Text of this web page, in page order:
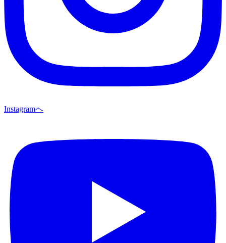
Instagramへ